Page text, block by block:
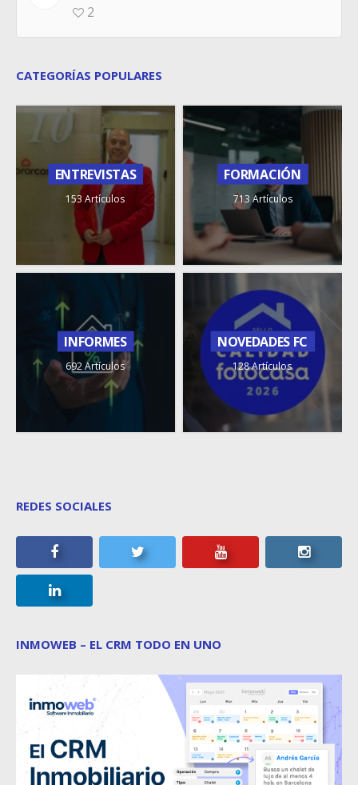
2
CATEGORÍAS POPULARES
ENTREVISTAS
153 Artículos
FORMACIÓN
713 Artículos
INFORMES
692 Artículos
NOVEDADES FC
128 Artículos
REDES SOCIALES
INMOWEB – EL CRM TODO EN UNO